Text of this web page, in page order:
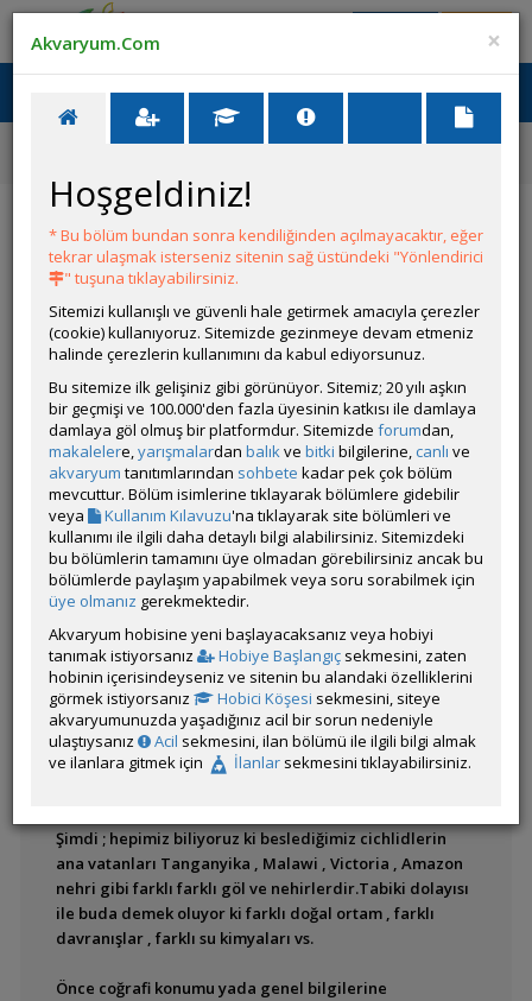
Ana Menü
Makaleler
Genel
Farklı Göl Balıkları Neden Bir Arada
Bakılmamalı
Kategorideki Diğer Makaleler
Liste
Akvaryum
Aydınlatması
Akvaryum Dekorasyonu
Akvaryum Üretimi
Balıklarda
Deformasyon
Akvaryum ve su kimyası
Akvaryumda Kurak ve
Yağışlı Mevsimler
Akvaryumda Kurak ve
Yağışlı Mevsimler 2
Akvaryumlarda Alg
Merhabalar ;
Bu makalede siz değerli akvaristlere , cichlidlerini
beslediğimiz göl ve nehirlerden , bu göl ve nehirlerde
yaşayan cichlidlerden , birbirleri ile farklarından ,
beslenmelerinden, davranışlarından ve su
Şimdi ; hepimiz biliyoruz ki beslediğimiz cichlidlerin
ana vatanları Tanganyika , Malawi , Victoria , Amazon
nehri gibi farklı farklı göl ve nehirlerdir.Tabiki dolayısı
ile buda demek oluyor ki farklı doğal ortam , farklı
davranışlar , farklı su kimyaları vs.
Önce coğrafi konumu yada genel bilgilerine
×
Akvaryum.Com
Hoşgeldiniz!
* Bu bölüm bundan sonra kendiliğinden açılmayacaktır, eğer
tekrar ulaşmak isterseniz sitenin sağ üstündeki "Yönlendirici
" tuşuna tıklayabilirsiniz.
Sitemizi kullanışlı ve güvenli hale getirmek amacıyla çerezler
(cookie) kullanıyoruz. Sitemizde gezinmeye devam etmeniz
halinde çerezlerin kullanımını da kabul ediyorsunuz.
Bu sitemize ilk gelişiniz gibi görünüyor. Sitemiz; 20 yılı aşkın
bir geçmişi ve 100.000'den fazla üyesinin katkısı ile damlaya
damlaya göl olmuş bir platformdur. Sitemizde forumdan,
makalelere,yarışmalardan balıkve bitki bilgilerine, canlı ve
akvaryum tanıtımlarından sohbete kadar pek çok bölüm
mevcuttur. Bölüm isimlerine tıklayarak bölümlere gidebilir
veya
Kullanım Kılavuzu'na tıklayarak site bölümleri ve
kullanımı ile ilgili daha detaylı bilgi alabilirsiniz. Sitemizdeki
bu bölümlerin tamamını üye olmadan görebilirsiniz ancak bu
bölümlerde paylaşım yapabilmek veya soru sorabilmek için
üye olmanız gerekmektedir.
Akvaryum hobisine yeni başlayacaksanız veya hobiyi
tanımak istiyorsanız
Hobiye Başlangıç sekmesini, zaten
hobinin içerisindeyseniz ve sitenin bu alandaki özelliklerini
görmek istiyorsanız
Hobici Köşesi sekmesini, siteye
akvaryumunuzda yaşadığınız acil bir sorun nedeniyle
ulaştıysanız
Acil sekmesini, ilan bölümü ile ilgili bilgi almak
ve ilanlara gitmek için
İlanlar sekmesini tıklayabilirsiniz.